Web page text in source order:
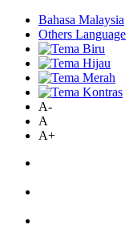
Bahasa Malaysia
Others Language
A-
A
A+